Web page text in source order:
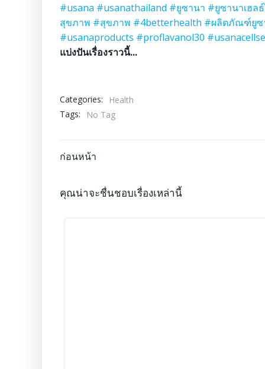
#usana #usanathailand #ยูซานา #ยูซานาเฮล
สุขภาพ #สุขภาพ #4betterhealth #ผลิตภัณฑ์ยูซ
#usanaproducts #proflavanol30
แบ่งปันเรื่องราวนี้...
Categories:
Health
Tags:
No Tag
Post
navigation
ก่อนหน้า
คุณน่าจะชื่นชอบเรื่องเหล่านี้